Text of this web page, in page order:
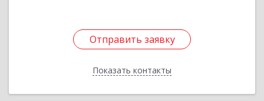
Отправить заявку
Показать контакты
Отправить заявку
Назад